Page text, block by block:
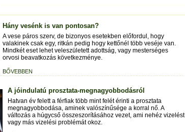
Hány vesénk is van pontosan?
A vese páros szerv, de bizonyos esetekben előfordul, hogy
valakinek csak egy, ritkán pedig hogy kettőnél több veséje van.
Mindkét eset lehet veleszületett adottság, vagy mesterséges
orvosi beavatkozás következménye.
BŐVEBBEN
A jóindulatú prosztata-megnagyobbodásról
Hatvan év felett a férfiak több mint felét érinti a prosztata
megnagyobbodása, aminek valószínűsége a korral nő. A
változás a húgycső összeszorításához vezet, ami nehéz vizelést
vagy más vizelési problémát okoz.